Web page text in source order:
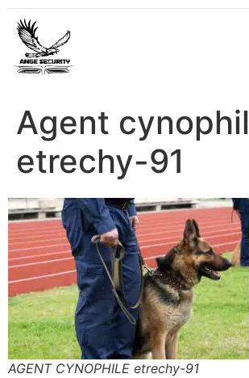
Agent
etrechy-91
AGENT CYNOPHILE etrechy-91